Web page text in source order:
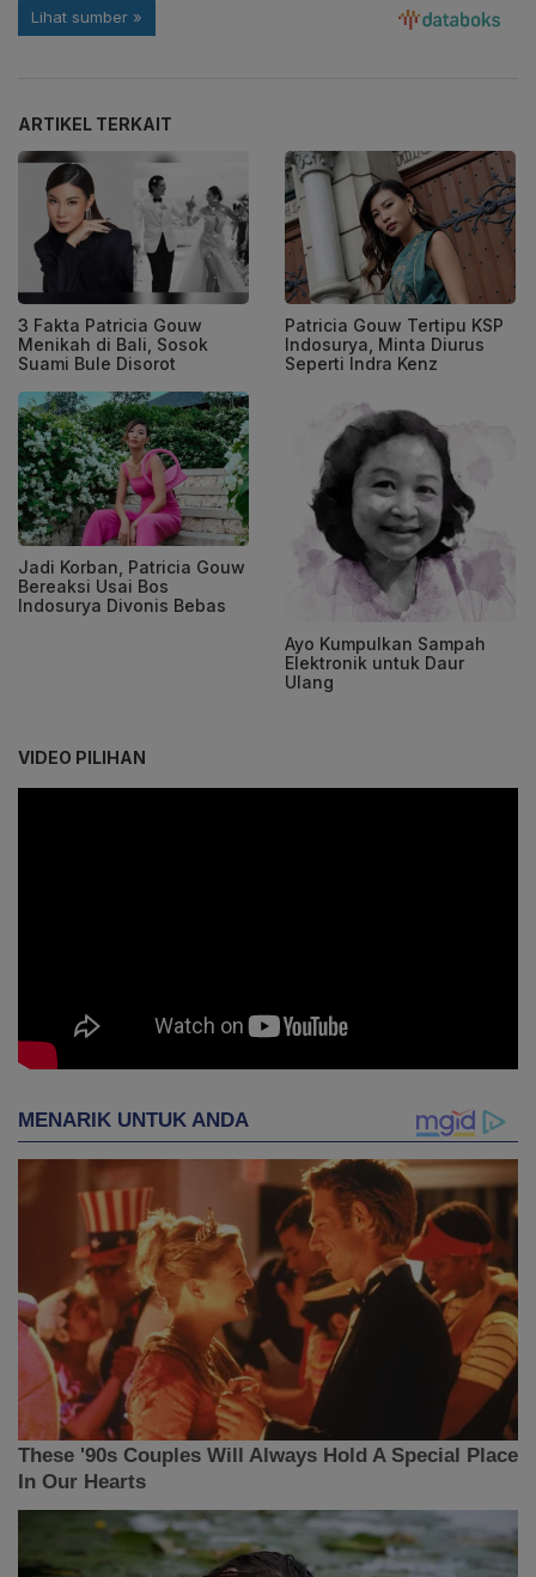
ARTIKEL TERKAIT
3 Fakta Patricia Gouw
Menikah di Bali, Sosok
Suami Bule Disorot
Patricia Gouw Tertipu KSP
Indosurya, Minta Diurus
Seperti Indra Kenz
Jadi Korban, Patricia Gouw
Bereaksi Usai Bos
Indosurya Divonis Bebas
Ayo Kumpulkan Sampah
Elektronik untuk Daur
Ulang
VIDEO PILIHAN